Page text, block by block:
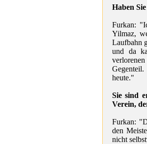
Haben
Furkan:
Yilmaz,
Laufbahn
und da
heute."
Sie sind
Verein,
Furkan:
den
nicht